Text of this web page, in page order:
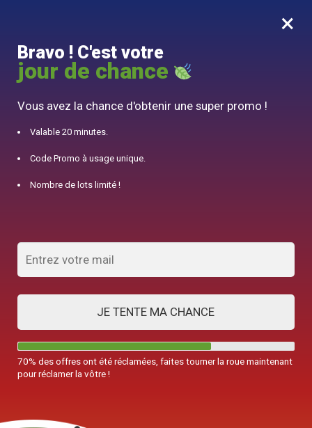
0
10% offert pour 50€ d’achats avec le code DJINN10
×
Bravo ! C'est votre
jour de chance
Vous avez la chance d'obtenir une super promo !
Valable 20 minutes.
Code Promo à usage unique.
Nombre de lots limité !
JE TENTE MA CHANCE
70% des offres ont été réclamées, faites tourner la roue maintenant
pour réclamer la vôtre !